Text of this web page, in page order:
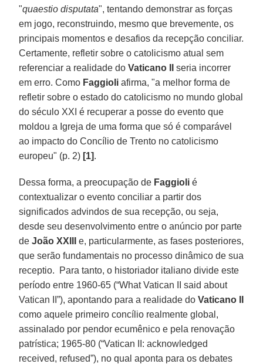
"quaestio disputata", tentando demonstrar as forças
em jogo, reconstruindo, mesmo que brevemente, os
principais momentos e desafios da recepção conciliar.
Certamente, refletir sobre o catolicismo atual sem
referenciar a realidade doVaticano II
seria incorrer
em erro. Como Faggioliafirma, "a melhor forma de
refletir sobre o estado do catolicismo no mundo global
do século XXI é recuperar a posse do evento que
moldou a Igreja de uma forma que só é comparável
ao impacto do Concílio de Trento no catolicismo
europeu" (p. 2) [1].
Dessa forma, a preocupação de Faggiolié
contextualizar o evento conciliar a partir dos
significados advindos de sua recepção, ou seja,
desde seu desenvolvimento entre o anúncio por parte
deJoão XXIIIe, particularmente, as fases posteriores,
que serão fundamentais no processo dinâmico de sua
receptio. Para tanto, o historiador italiano divide este
período entre 1960-65 (“What Vatican II said about
Vatican II”), apontando para a realidade doVaticano II
como aquele primeiro concílio realmente global,
assinalado por pendor ecumênico e pela renovação
patrística; 1965-80 (“Vatican II: acknowledged
received, refused”), no qual aponta para os debates